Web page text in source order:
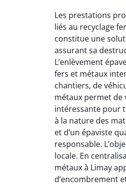
Les prestations
liés au recyclage
constitue une
assurant sa
L’enlèvement
fers et métaux
chantiers, de
métaux permet de
intéressante pour
à la nature des
et d’un épaviste
responsable.
locale. En
métaux à Limay
d’encombrement